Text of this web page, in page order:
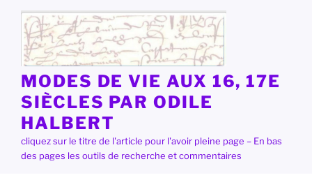
contenu
principal
MODES DE VIE AUX 16, 17E
SIÈCLES PAR ODILE
HALBERT
cliquez sur le titre de l'article pour l'avoir pleine page – En bas
des pages les outils de recherche et commentaires